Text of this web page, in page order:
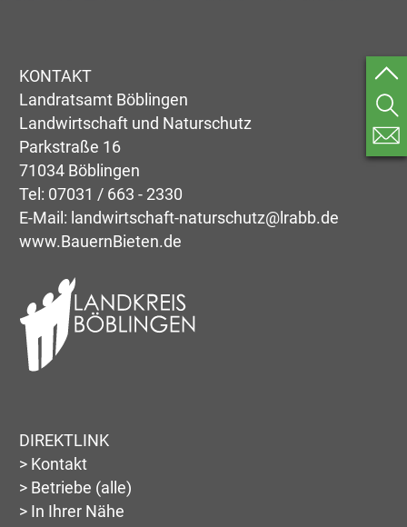
KONTAKT
Landratsamt Böblingen
Landwirtschaft und Naturschutz
Parkstraße 16
71034 Böblingen
Tel: 07031 / 663 - 2330
E-Mail: landwirtschaft-naturschutz@lrabb.de
www.BauernBieten.de
DIREKTLINK
> Kontakt
> Betriebe (alle)
> In Ihrer Nähe